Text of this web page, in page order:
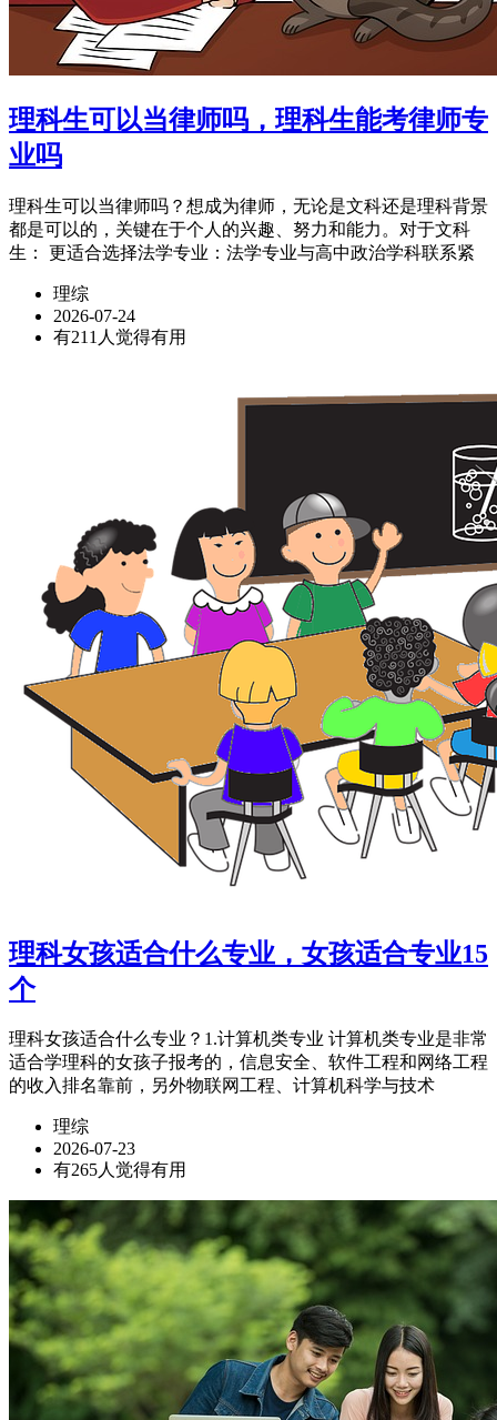
理科生可以当律师吗，理科生能考律师专
业吗
理科生可以当律师吗？想成为律师，无论是文科还是理科背景
都是可以的，关键在于个人的兴趣、努力和能力。对于文科
生： 更适合选择法学专业：法学专业与高中政治学科联系紧
理综
2026-07-24
有211人觉得有用
理科女孩适合什么专业，女孩适合专业15
个
理科女孩适合什么专业？1.计算机类专业 计算机类专业是非常
适合学理科的女孩子报考的，信息安全、软件工程和网络工程
的收入排名靠前，另外物联网工程、计算机科学与技术
理综
2026-07-23
有265人觉得有用